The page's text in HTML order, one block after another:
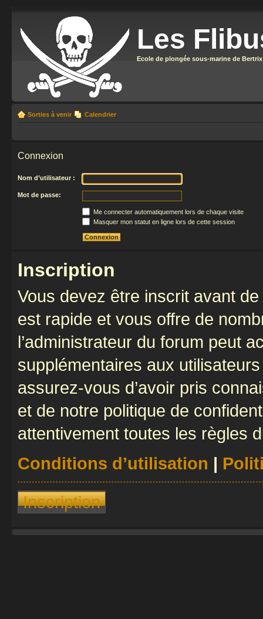
Les
Ecole de plongée sous-marine de Bertrix
Sorties à venir Calendrier
Connexion
Nom d’utilisateur :
Mot de passe:
Me connecter automatiquement lors de chaque visite
Masquer mon statut en ligne lors de cette session
Inscription
Vous devez être inscrit avant
est rapide et vous offre de
l’administrateur du forum peut
supplémentaires aux
assurez-vous d’avoir pris
et de notre politique de
attentivement toutes les règles
Conditions d’utilisation |
Inscription